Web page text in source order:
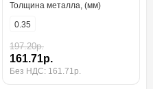
Толщина металла, (мм)
0.35
197.20р.
161.71р.
Без НДС: 161.71р.